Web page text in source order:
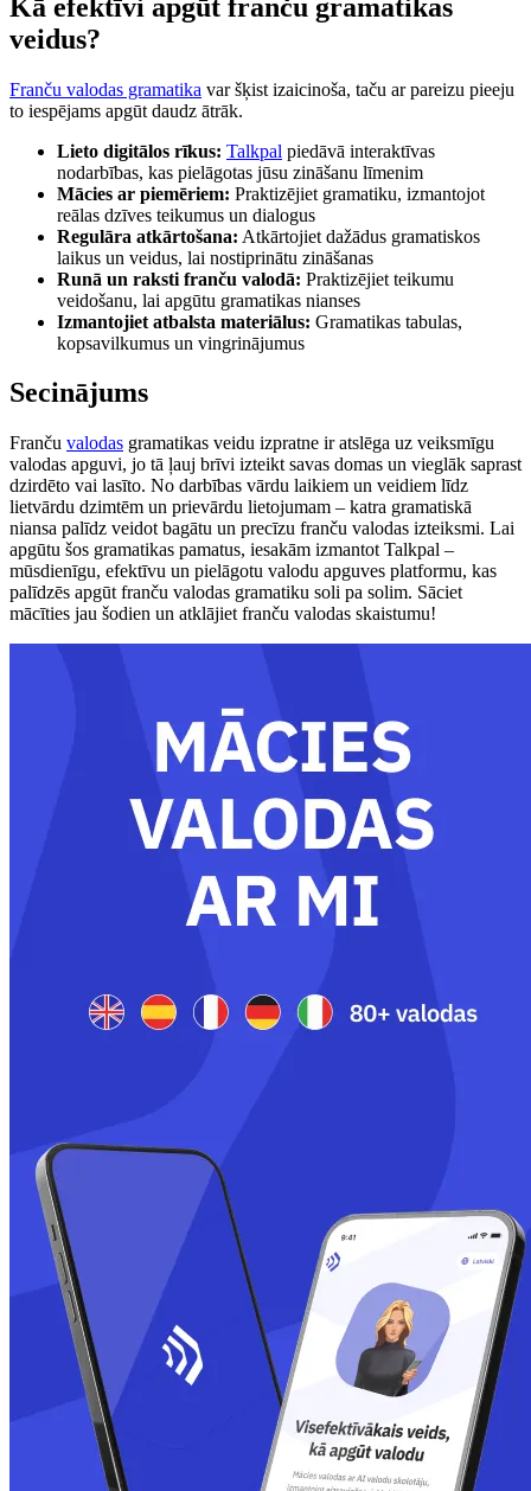
Kā efektīvi apgūt franču gramatikas
veidus?
Franču valodas gramatika var šķist izaicinoša, taču ar pareizu pieeju
to iespējams apgūt daudz ātrāk.
Lieto digitālos rīkus: Talkpal piedāvā interaktīvas
nodarbības, kas pielāgotas jūsu zināšanu līmenim
Mācies ar piemēriem: Praktizējiet gramatiku, izmantojot
reālas dzīves teikumus un dialogus
Regulāra atkārtošana: Atkārtojiet dažādus gramatiskos
laikus un veidus, lai nostiprinātu zināšanas
Runā un raksti franču valodā: Praktizējiet teikumu
veidošanu, lai apgūtu gramatikas nianses
Izmantojiet atbalsta materiālus: Gramatikas tabulas,
kopsavilkumus un vingrinājumus
Secinājums
Franču valodas gramatikas veidu izpratne ir atslēga uz veiksmīgu
valodas apguvi, jo tā ļauj brīvi izteikt savas domas un vieglāk saprast
dzirdēto vai lasīto. No darbības vārdu laikiem un veidiem līdz
lietvārdu dzimtēm un prievārdu lietojumam – katra gramatiskā
niansa palīdz veidot bagātu un precīzu franču valodas izteiksmi. Lai
apgūtu šos gramatikas pamatus, iesakām izmantot Talkpal –
mūsdienīgu, efektīvu un pielāgotu valodu apguves platformu, kas
palīdzēs apgūt franču valodas gramatiku soli pa solim. Sāciet
mācīties jau šodien un atklājiet franču valodas skaistumu!